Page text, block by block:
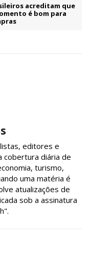
acreditam que
é bom para
editores e
cobertura diária de
turismo,
uma matéria é
atualizações de
sob a assinatura